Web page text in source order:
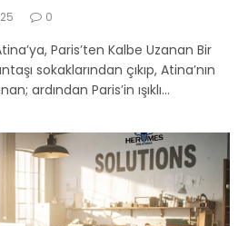
0
Paris’ten Kalbe Uzanan Bir
sokaklarından çıkıp, Atina’nın
ardından Paris’in ışıklı…